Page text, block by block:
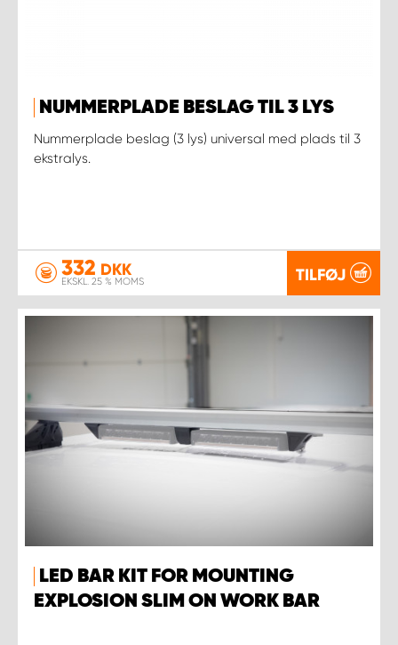
NUMMERPLADE BESLAG TIL 3 LYS
Nummerplade beslag (3 lys) universal med plads til 3
ekstralys.
332 DKK
EKSKL. 25 % MOMS TILFØJ
LED BAR KIT FOR MOUNTING
EXPLOSION SLIM ON WORK BAR